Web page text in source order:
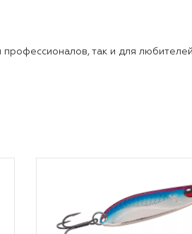
так и для